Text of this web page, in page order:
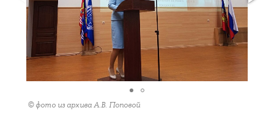
© фото из архива А.В. Поповой